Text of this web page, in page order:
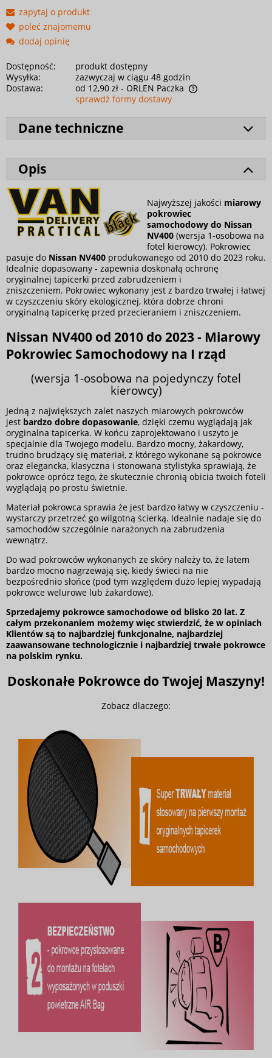
zapytaj o produkt
poleć znajomemu
dodaj opinię
Dostępność:
produkt dostępny
Wysyłka:
zazwyczaj w ciągu 48 godzin
Dostawa:
od 12,90 zł - ORLEN Paczka
sprawdź formy dostawy
Dane techniczne
Opis
Najwyższej jakości miarowy
pokrowiec
samochodowy do Nissan
NV400 (wersja 1-osobowa na
fotel kierowcy). Pokrowiec
pasuje do Nissan NV400 produkowanego od 2010 do 2023 roku.
Idealnie dopasowany - zapewnia doskonałą ochronę
oryginalnej tapicerki przed zabrudzeniem i
zniszczeniem. Pokrowiec wykonany jest z bardzo trwałej i łatwej
w czyszczeniu skóry ekologicznej, która dobrze chroni
oryginalną tapicerkę przed przecieraniem i zniszczeniem.
Nissan NV400 od 2010 do 2023 - Miarowy
Pokrowiec Samochodowy na I rząd
(wersja 1-osobowa na pojedynczy fotel
kierowcy)
Jedną z największych zalet naszych miarowych pokrowców
jest bardzo dobre dopasowanie, dzięki czemu wyglądają jak
oryginalna tapicerka. W końcu zaprojektowano i uszyto je
specjalnie dla Twojego modelu. Bardzo mocny, żakardowy,
trudno brudzący się materiał, z którego wykonane są pokrowce
oraz elegancka, klasyczna i stonowana stylistyka sprawiają, że
pokrowce oprócz tego, że skutecznie chronią obicia twoich foteli
wyglądają po prostu świetnie.
Materiał pokrowca sprawia że jest bardzo łatwy w czyszczeniu -
wystarczy przetrzeć go wilgotną ścierką. Idealnie nadaje się do
samochodów szczególnie narażonych na zabrudzenia
wewnątrz.
Do wad pokrowców wykonanych ze skóry należy to, że latem
bardzo mocno nagrzewają się, kiedy świeci na nie
bezpośrednio słońce (pod tym względem dużo lepiej wypadają
pokrowce welurowe lub żakardowe).
Sprzedajemy pokrowce samochodowe od blisko 20 lat. Z
całym przekonaniem możemy więc stwierdzić, że w opiniach
Klientów są to najbardziej funkcjonalne, najbardziej
zaawansowane technologicznie i najbardziej trwałe pokrowce
na polskim rynku.
Doskonałe Pokrowce do Twojej Maszyny!
Zobacz dlaczego: